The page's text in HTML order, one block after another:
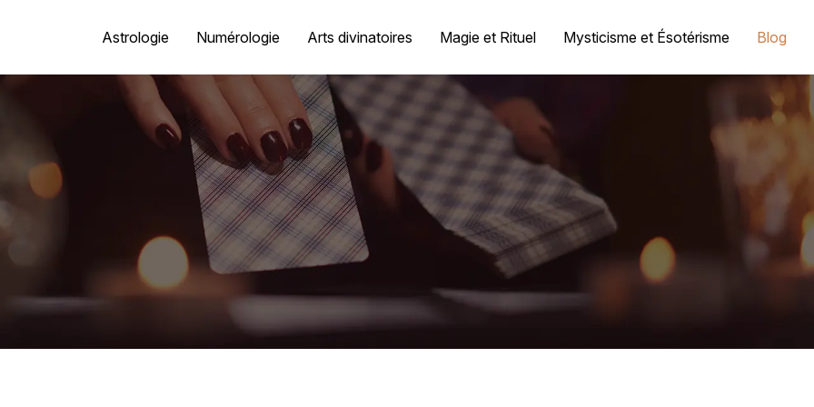
Astrologie Numérologie Arts divinatoires Magie et Rituel Mysticisme et Ésotérisme Blog